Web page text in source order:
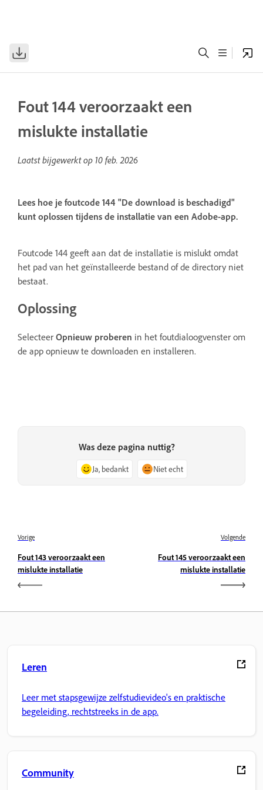
Fout 144 veroorzaakt een
mislukte installatie
Laatst bijgewerkt op 10 feb. 2026
Lees hoe je foutcode 144 "De download is beschadigd"
kunt oplossen tijdens de installatie van een Adobe-app.
Foutcode 144 geeft aan dat de installatie is mislukt omdat
het pad van het geïnstalleerde bestand of de directory niet
bestaat.
Oplossing
Selecteer Opnieuw proberen in het foutdialoogvenster om
de app opnieuw te downloaden en installeren.
Was deze pagina nuttig?
Ja, bedankt Niet echt
Vorige
Fout 143 veroorzaakt een
mislukte installatie
Volgende
Fout 145 veroorzaakt een
mislukte installatie
Leren
Leer met stapsgewijze zelfstudievideo's en praktische
begeleiding, rechtstreeks in de app.
Community